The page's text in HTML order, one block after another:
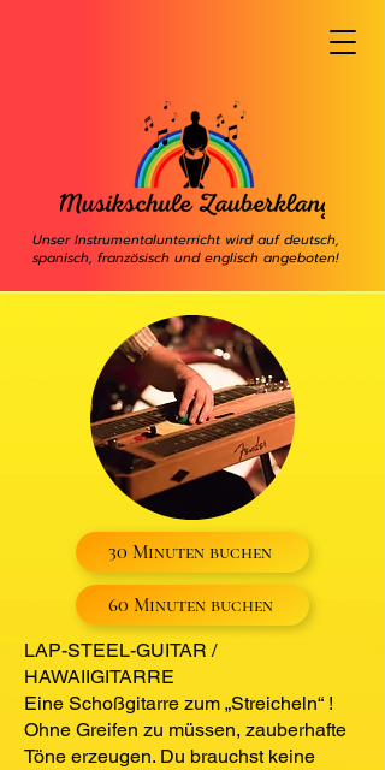
Unser Instrumentalunterricht wird auf deutsch,
spanisch, französisch und englisch angeboten!
30 Minuten buchen
60 Minuten buchen
LAP-STEEL-GUITAR /
HAWAIIGITARRE
Eine Schoßgitarre zum „Streicheln“ !
Ohne Greifen zu müssen, zauberhafte
Töne erzeugen. Du brauchst keine